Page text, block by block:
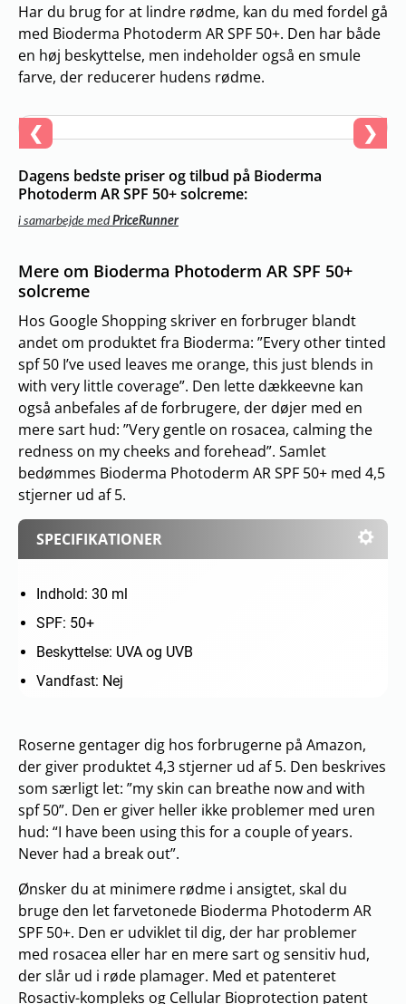
Har du brug for at lindre rødme, kan du med fordel gå
med Bioderma Photoderm AR SPF 50+. Den har både
en høj beskyttelse, men indeholder også en smule
farve, der reducerer hudens rødme.
❮ ❯
Dagens bedste priser og tilbud på Bioderma
Photoderm AR SPF 50+ solcreme:
i samarbejde med PriceRunner
Mere om Bioderma Photoderm AR SPF 50+
solcreme
SPECIFIKATIONER
Indhold: 30 ml
SPF: 50+
Beskyttelse: UVA og UVB
Vandfast: Nej
Hos Google Shopping skriver en forbruger blandt
andet om produktet fra Bioderma: ”Every other tinted
spf 50 I’ve used leaves me orange, this just blends in
with very little coverage”. Den lette dækkeevne kan
også anbefales af de forbrugere, der døjer med en
mere sart hud: ”Very gentle on rosacea, calming the
redness on my cheeks and forehead”. Samlet
bedømmes Bioderma Photoderm AR SPF 50+ med 4,5
stjerner ud af 5.
Roserne gentager dig hos forbrugerne på Amazon,
der giver produktet 4,3 stjerner ud af 5. Den beskrives
som særligt let: ”my skin can breathe now and with
spf 50”. Den er giver heller ikke problemer med uren
hud: “I have been using this for a couple of years.
Never had a break out”.
Ønsker du at minimere rødme i ansigtet, skal du
bruge den let farvetonede Bioderma Photoderm AR
SPF 50+. Den er udviklet til dig, der har problemer
med rosacea eller har en mere sart og sensitiv hud,
der slår ud i røde plamager. Med et patenteret
Rosactiv-kompleks og Cellular Bioprotection patent